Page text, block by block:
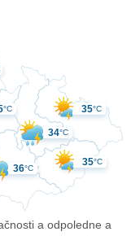
36°C
35°C
34°C
°C
35°C
a odpoledne a